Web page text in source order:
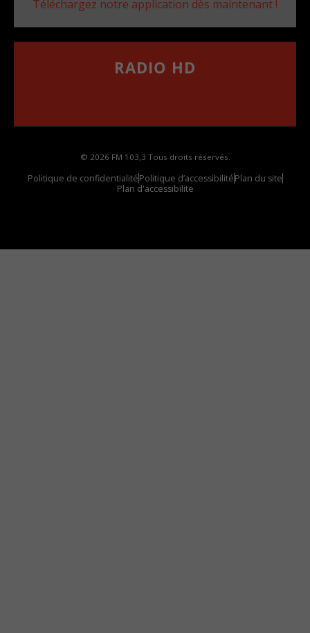
Téléchargez notre application dès maintenant !
RADIO HD
© 2026 FM 103,3 Tous droits réservés.
Politique de confidentialitéPolitique d’accessibilitéPlan du site
Plan d'accessibilite